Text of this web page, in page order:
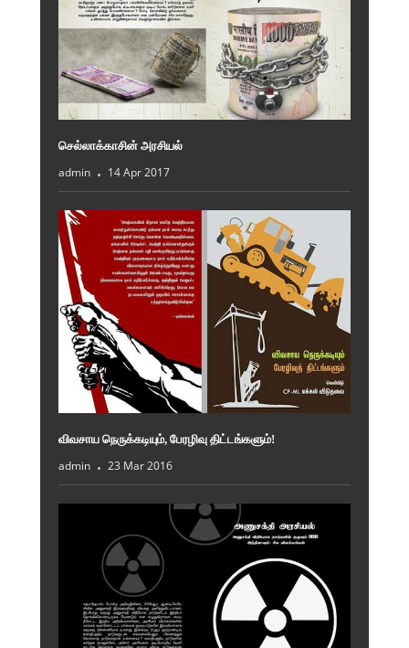
செல்லாக்காசின் அரசியல்
admin 14 Apr 2017
விவசாய நெருக்கடியும், பேரழிவு திட்டங்களும்!
admin 23 Mar 2016